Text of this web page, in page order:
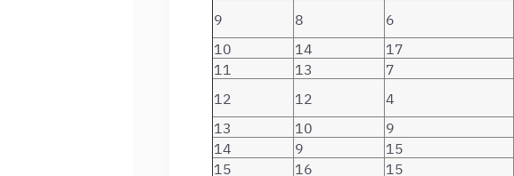
9
8 6
10
14 17
11
13 7
12
12 4
13
10 9
14
9 15
15
16 15